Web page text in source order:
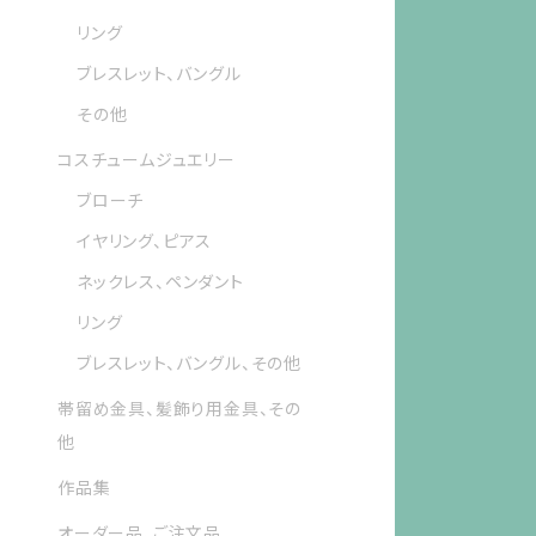
リング
ブレスレット、バングル
その他
コスチュームジュエリー
ブローチ
イヤリング、ピアス
ネックレス、ペンダント
リング
ブレスレット、バングル、その他
帯留め金具、髪飾り用金具、その
他
作品集